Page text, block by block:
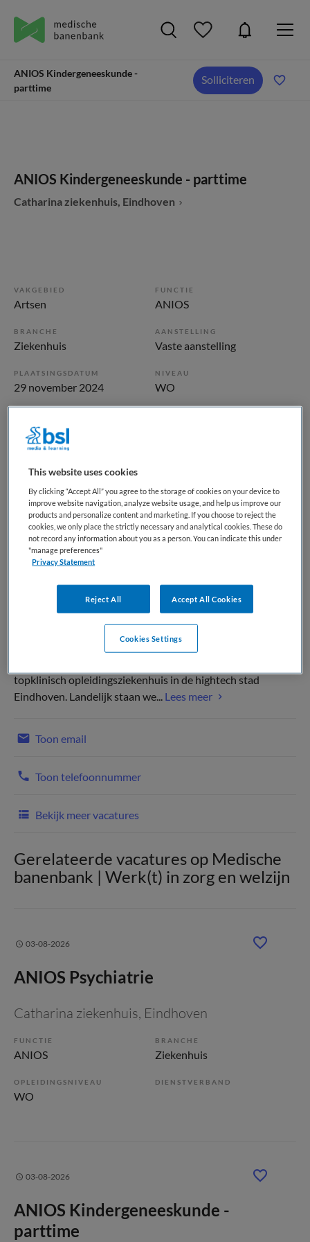
ANIOS Kindergeneeskunde -
parttime
Solliciteren
ANIOS Kindergeneeskunde - parttime
Catharina ziekenhuis, Eindhoven
VAKGEBIED
Artsen
FUNCTIE
ANIOS
BRANCHE
Ziekenhuis
AANSTELLING
Vaste aanstelling
PLAATSINGSDATUM
29 november 2024
NIVEAU
WO
Starter
Vacature niet beschikbaar
Deze vacature ANIOS Kindergeneeskunde - parttime bij
Catharina ziekenhuis is niet meer actueel. Hieronder staan
enkele vergelijkbare vacatures die voor u wellicht
interessant zijn.
topklinisch opleidingsziekenhuis in de hightech stad
Eindhoven. Landelijk staan we... Lees meer
Toon email
Toon telefoonnummer
Bekijk meer vacatures
Gerelateerde vacatures op Medische
banenbank | Werk(t) in zorg en welzijn
03-08-2026
ANIOS Psychiatrie
Catharina ziekenhuis, Eindhoven
FUNCTIE
ANIOS
BRANCHE
Ziekenhuis
OPLEIDINGSNIVEAU
WO
DIENSTVERBAND
03-08-2026
ANIOS Kindergeneeskunde -
parttime
This website uses cookies
By clicking “Accept All” you agree to the storage of cookies on your device to
improve website navigation, analyze website usage, and help us improve our
products and personalize content and marketing. If you choose to reject the
cookies, we only place the strictly necessary and analytical cookies. These do
not record any information about you as a person. You can indicate this under
"manage preferences"
Privacy Statement
Reject All Accept All Cookies
Cookies Settings